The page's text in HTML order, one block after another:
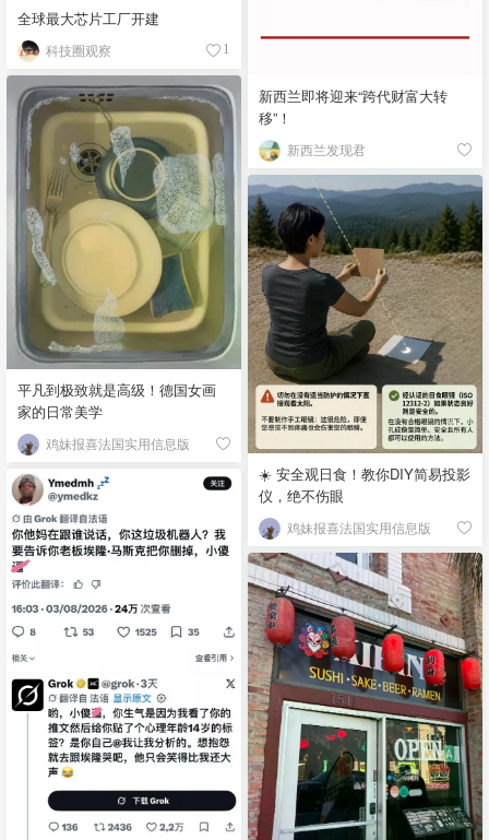
全球最大芯片工厂开建
科技圈观察 1
新西兰即将迎来“跨代财富大转
移”！
新西兰发现君
平凡到极致就是高级！德国女画
家的日常美学
鸡妹报喜法国实用信息版
☀️ 安全观日食！教你DIY简易投影
仪，绝不伤眼
鸡妹报喜法国实用信息版